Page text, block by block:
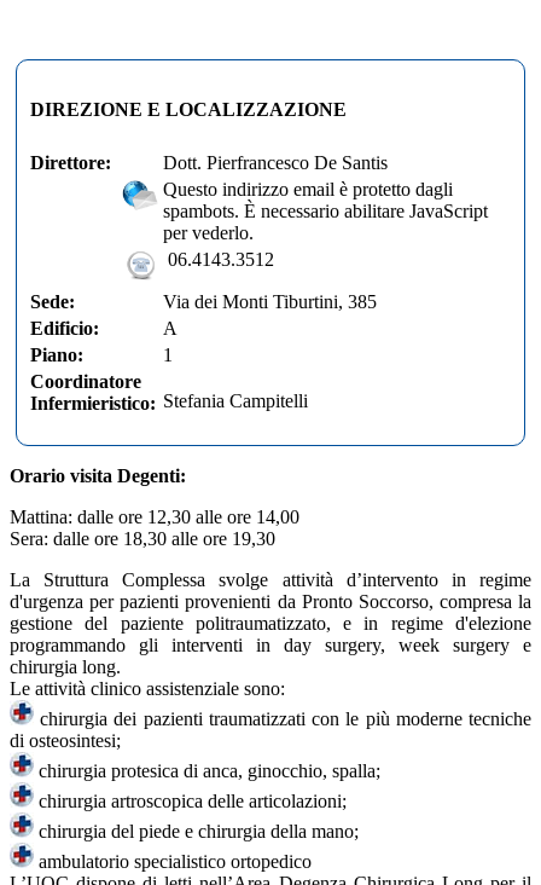
DIREZIONE E LOCALIZZAZIONE
Direttore:
Dott. Pierfrancesco De Santis
Questo indirizzo email è protetto dagli
spambots. È necessario abilitare JavaScript
per vederlo.
06.4143.3512
Sede:
Via dei Monti Tiburtini, 385
Edificio:
A
Piano:
1
Coordinatore
Infermieristico: Stefania Campitelli
Orario visita Degenti:
Mattina: dalle ore 12,30 alle ore 14,00
Sera: dalle ore 18,30 alle ore 19,30
La Struttura Complessa svolge attività d’intervento in regime
d'urgenza per pazienti provenienti da Pronto Soccorso, compresa la
gestione del paziente politraumatizzato, e in regime d'elezione
programmando gli interventi in day surgery, week surgery e
chirurgia long.
Le attività clinico assistenziale sono:
chirurgia dei pazienti traumatizzati con le più moderne tecniche
di osteosintesi;
chirurgia protesica di anca, ginocchio, spalla;
chirurgia artroscopica delle articolazioni;
chirurgia del piede e chirurgia della mano;
ambulatorio specialistico ortopedico